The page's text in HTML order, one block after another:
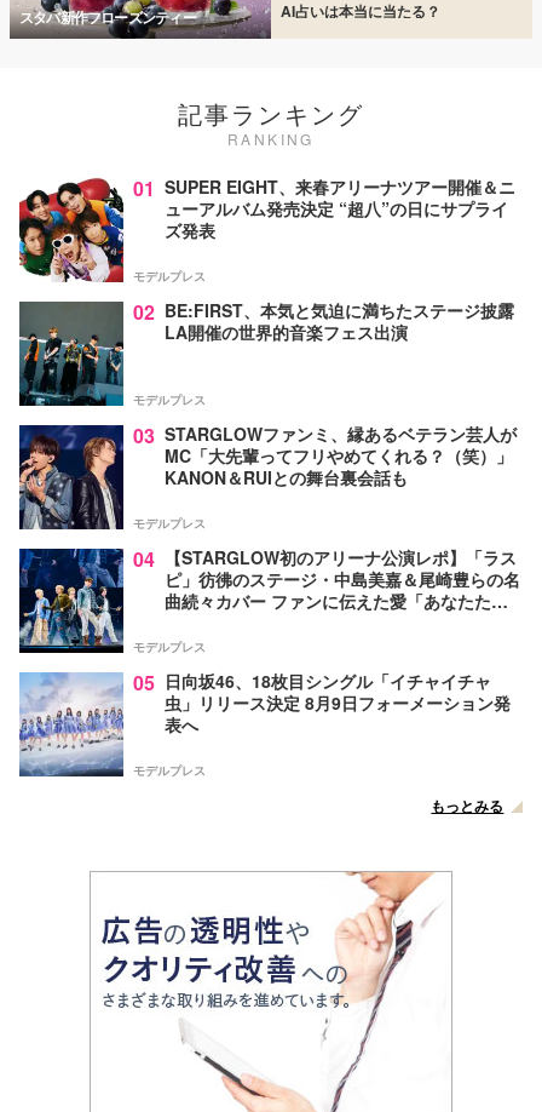
スタバ新作フローズンティー AI占いは本当に当たる？
記事ランキング
RANKING
01 SUPER EIGHT、来春アリーナツアー開催＆ニ
ューアルバム発売決定 “超八”の日にサプライ
ズ発表
モデルプレス
02 BE:FIRST、本気と気迫に満ちたステージ披露
LA開催の世界的音楽フェス出演
モデルプレス
03 STARGLOWファンミ、縁あるベテラン芸人が
MC「大先輩ってフリやめてくれる？（笑）」
KANON＆RUIとの舞台裏会話も
モデルプレス
04
【STARGLOW初のアリーナ公演レポ】「ラス
ピ」彷彿のステージ・中島美嘉＆尾崎豊らの名
曲続々カバー ファンに伝えた愛「あなたたち
モデルプレス
05 日向坂46、18枚目シングル「イチャイチャ
虫」リリース決定 8月9日フォーメーション発
表へ
モデルプレス
もっとみる